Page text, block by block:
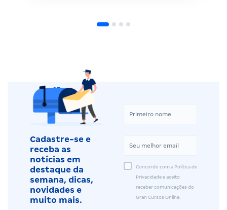
Cadastre-se e
receba as
notícias em
destaque da
semana, dicas,
novidades e
muito mais.
Concordo com a Política de
Privacidade e aceito
receber comunicações do
Gran Cursos Online.